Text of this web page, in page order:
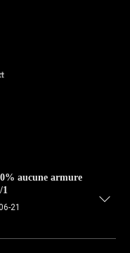
aucune armure
1
21